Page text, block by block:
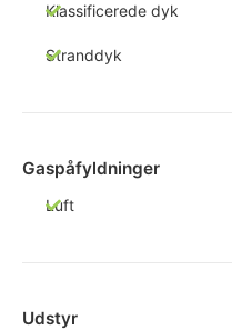
Klassificerede dyk
Stranddyk
Gaspåfyldninger
Luft
Udstyr